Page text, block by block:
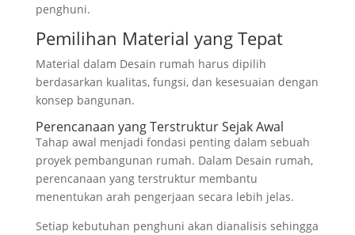
penghuni.
Pemilihan Material yang Tepat
Material dalam Desain rumah harus dipilih
berdasarkan kualitas, fungsi, dan kesesuaian dengan
konsep bangunan.
Perencanaan yang Terstruktur Sejak Awal
Tahap awal menjadi fondasi penting dalam sebuah
proyek pembangunan rumah. Dalam Desain rumah,
perencanaan yang terstruktur membantu
menentukan arah pengerjaan secara lebih jelas.
Setiap kebutuhan penghuni akan dianalisis sehingga